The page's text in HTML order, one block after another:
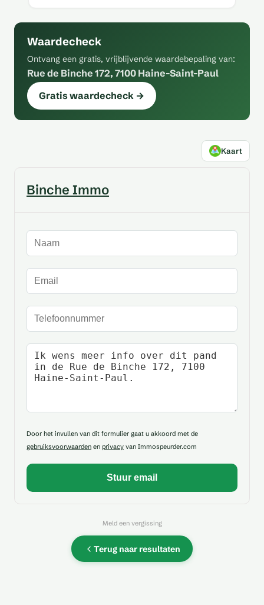
Waardecheck
Ontvang een gratis, vrijblijvende waardebepaling van:
Rue de Binche 172, 7100 Haine-Saint-Paul
Gratis waardecheck →
Kaart
Binche Immo
Naam
E-mailadres
Telefoonnummer
Uw bericht
Door het invullen van dit formulier gaat u akkoord met de
gebruiksvoorwaarden en privacy van Immospeurder.com
Meld een vergissing
Terug naar resultaten